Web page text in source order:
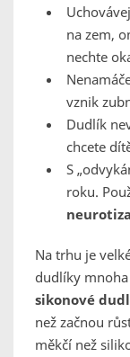
na zem,
nechte
vznik
Dudlík
chcete
S
roku.
Na trhu je
dudlíky
sikonové
než začnou
měkčí než